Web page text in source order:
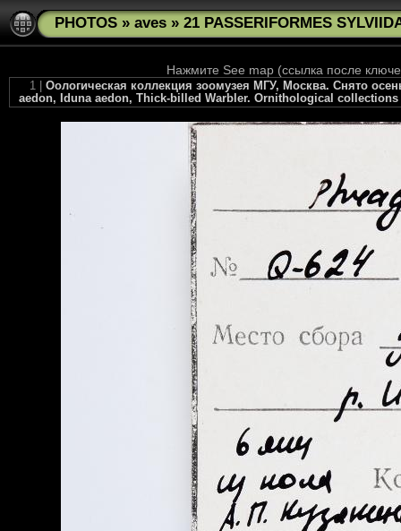
PHOTOS » aves » 21 PASSERIFORMES
Нажмите See map (ссылка после
1 | Оологическая коллекция зоомузея МГУ, Москва. Снято
aedon, Iduna aedon, Thick-billed Warbler. Ornithological